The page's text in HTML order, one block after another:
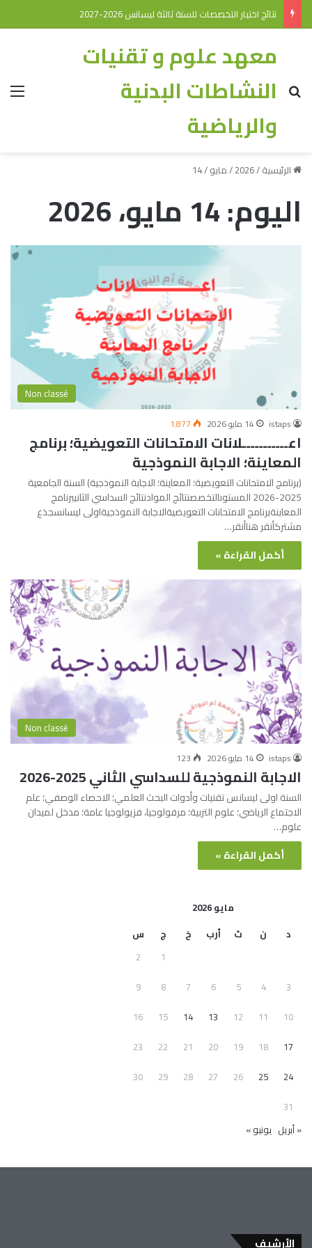
نتائج اختيار التخصصات للسنة ثالثة ليسانس 2026-2027
معهد علوم و تقنيات
النشاطات البدنية
والرياضية
الرئيسية/
2026
/مايو/
14
اليوم:14 مايو، 2026
Non classé
istaps 14 مايو 2026 1٬877
اعـــــــــــلانات الامتحانات التعويضية؛ برنامج
المعاينة؛ الاجابة النموذجية
(برنامج الامتحانات التعويضية؛ المعاينة؛ الاجابة النموذجية) السنة الجامعية
2025-2026 المستوىالتخصصنتائج الموادنتائج السداسي الثانيبرنامج
المعاينةبرنامج الامتحانات التعويضيةالاجابة النموذجيةاولى ليسانسجذع
مشتركأنقر هناأنقر…
أكمل القراءة »
Non classé
istaps 14 مايو 2026 123
الاجابة النموذجية للسداسي الثاني 2025-2026
السنة اولى ليسانس تقنيات وأدوات البحث العلمي؛ الاحصاء الوصفي؛ علم
الاجتماع الرياضي؛ علوم التربية؛ مرفولوجيا، فزيولوجيا عامة؛ مدخل لميدان
علوم…
أكمل القراءة »
مايو 2026
د
ن ث أرب خ ج
س
1
2
3
4
5
6
7
8
9
10
11
12
13
14
15
16
17
18
19
20
21
22
23
24
25
26
27
28
29
30
31
« أبريل يونيو »
الأرشيف